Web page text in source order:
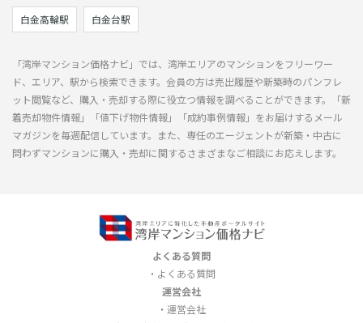
白金高輪駅 白金台駅
「湾岸マンション価格ナビ」では、湾岸エリアのマンションをフリーワー
ド、エリア、駅から検索できます。会員の方は売出履歴や新築時のパンフレ
ット閲覧など、購入・売却する際に役立つ情報を調べることができます。「新
着売却物件情報」「値下げ物件情報」「成約事例情報」をお届けするメール
マガジンを毎週配信しています。また、専任のエージェントが新築・中古に
問わずマンションに購入・売却に関するさまざまなご相談にお応えします。
よくある質問
よくある質問
運営会社
運営会社